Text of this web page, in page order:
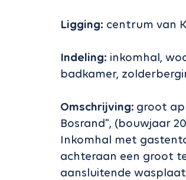
Ligging: centrum van
Indeling: inkomhal,
badkamer,
Omschrijving: groot
Bosrand", (bouwjaar
Inkomhal met
achteraan een groot
aansluitende